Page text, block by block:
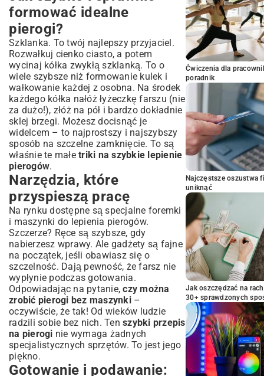
formować idealne
pierogi?
Szklanka. To twój najlepszy przyjaciel.
Rozwałkuj cienko ciasto, a potem
wycinaj kółka zwykłą szklanką. To o
wiele szybsze niż formowanie kulek i
wałkowanie każdej z osobna. Na środek
każdego kółka nałóż łyżeczkę farszu (nie
za dużo!), złóż na pół i bardzo dokładnie
sklej brzegi. Możesz docisnąć je
widelcem – to najprostszy i najszybszy
sposób na szczelne zamknięcie. To są
właśnie te małe triki na szybkie lepienie
pierogów.
Narzędzia, które
przyspieszą pracę
Na rynku dostępne są specjalne foremki
i maszynki do lepienia pierogów.
Szczerze? Ręce są szybsze, gdy
nabierzesz wprawy. Ale gadżety są fajne
na początek, jeśli obawiasz się o
szczelność. Dają pewność, że farsz nie
wypłynie podczas gotowania.
Odpowiadając na pytanie,czy można
zrobić pierogi bez maszynki–
oczywiście, że tak! Od wieków ludzie
radzili sobie bez nich. Ten szybki przepis
na pierogi nie wymaga żadnych
specjalistycznych sprzętów. To jest jego
piękno.
Gotowanie i podawanie:
Ćwiczenia dla
poradnik
Najczęstsze oszustwa
uniknąć
Jak oszczędzać na
30+ sprawdzonych